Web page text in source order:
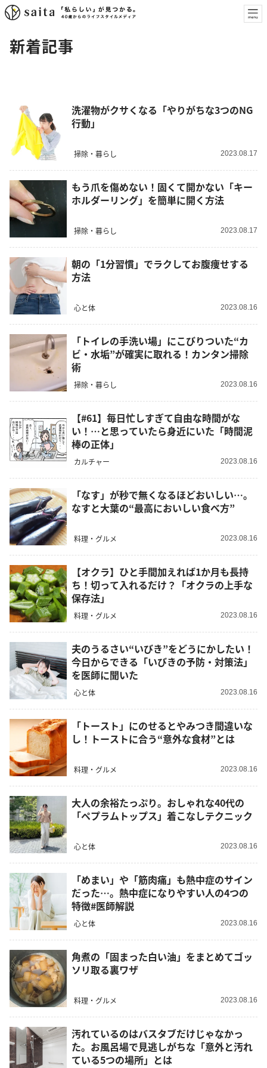
新着記事
洗濯物がクサくなる「やりがちな3つのNG
行動」
掃除・暮らし 2023.08.17
もう爪を傷めない！固くて開かない「キー
ホルダーリング」を簡単に開く方法
掃除・暮らし 2023.08.17
朝の「1分習慣」でラクしてお腹痩せする
方法
心と体 2023.08.16
「トイレの手洗い場」にこびりついた“カ
ビ・水垢”が確実に取れる！カンタン掃除
術
掃除・暮らし 2023.08.16
【#61】毎日忙しすぎて自由な時間がな
い！…と思っていたら身近にいた「時間泥
棒の正体」
カルチャー 2023.08.16
「なす」が秒で無くなるほどおいしい…。
なすと大葉の“最高においしい食べ方”
料理・グルメ 2023.08.16
【オクラ】ひと手間加えれば1か月も長持
ち！切って入れるだけ？「オクラの上手な
保存法」
料理・グルメ 2023.08.16
夫のうるさい“いびき”をどうにかしたい！
今日からできる「いびきの予防・対策法」
を医師に聞いた
心と体 2023.08.16
「トースト」にのせるとやみつき間違いな
し！トーストに合う“意外な食材”とは
料理・グルメ 2023.08.16
大人の余裕たっぷり。おしゃれな40代の
「ペプラムトップス」着こなしテクニック
心と体 2023.08.16
「めまい」や「筋肉痛」も熱中症のサイン
だった…。熱中症になりやすい人の4つの
特徴#医師解説
心と体 2023.08.16
角煮の「固まった白い油」をまとめてゴッ
ソリ取る裏ワザ
料理・グルメ 2023.08.16
汚れているのはバスタブだけじゃなかっ
た。お風呂場で見逃しがちな「意外と汚れ
ている5つの場所」とは